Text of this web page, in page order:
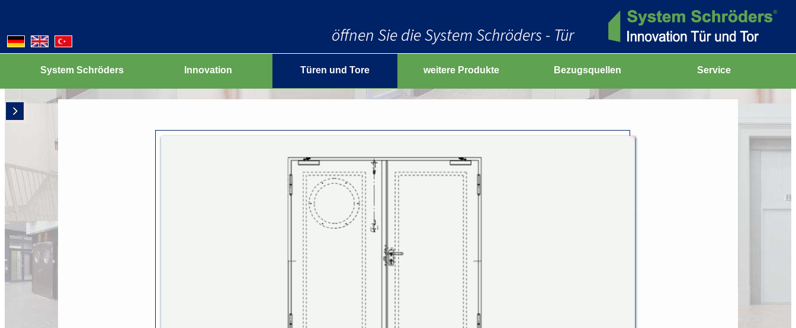
öffnen Sie die System Schröders - Tür
System Schröders Innovation
Weitere Innovationen
Türen und Tore
Feuerschutzschiebetore
Mehrzweckschiebetore
weitere Produkte Bezugsquellen Service